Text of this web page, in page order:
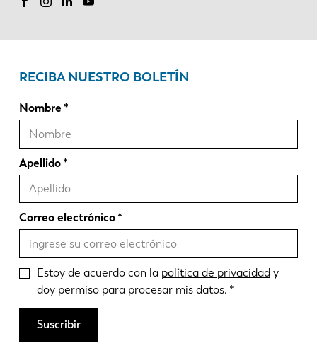
RECIBA NUESTRO BOLETÍN
Nombre
Apellido
Correo electrónico
Estoy de acuerdo con la política de privacidady
doy permiso para procesar mis datos.
Suscribir